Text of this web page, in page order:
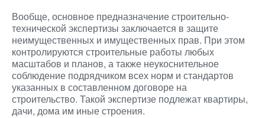
Вообще, основное предназначение строительно-
технической экспертизы заключается в защите
неимущественных и имущественных прав. При этом
контролируются строительные работы любых
масштабов и планов, а также неукоснительное
соблюдение подрядчиком всех норм и стандартов
указанных в составленном договоре на
строительство. Такой экспертизе подлежат квартиры,
дачи, дома им иные строения.